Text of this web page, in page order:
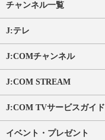
チャンネル一覧
J:テレ
J:COMチャンネル
J:COM STREAM
J:COM TVサービスガイド
イベント・プレゼント